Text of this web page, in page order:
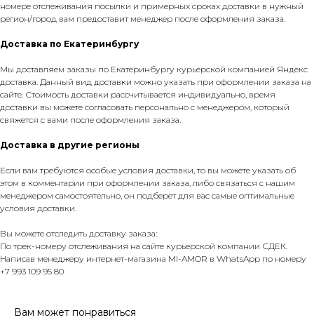
номере отслеживания посылки и примерных сроках доставки в нужный
регион/город вам предоставит менеджер после оформления заказа.
Доставка по Екатеринбургу
Мы доставляем заказы по Екатеринбургу курьерской компанией Яндекс
доставка. Данный вид доставки можно указать при оформлении заказа на
сайте. Стоимость доставки рассчитывается индивидуально, время
доставки вы можете согласовать персонально с менеджером, который
свяжется с вами после оформления заказа.
Доставка в другие регионы
Если вам требуются особые условия доставки, то вы можете указать об
этом в комментарии при оформлении заказа, либо связаться с нашим
менеджером самостоятельно, он подберет для вас самые оптимальные
условия доставки.
Вы можете отследить доставку заказа:
По трек-номеру отслеживания на сайте курьерской компании СДЕК.
Написав менеджеру интернет-магазина MI-AMOR в WhatsApp по номеру
+7 993 109 95 80
Вам может понравиться